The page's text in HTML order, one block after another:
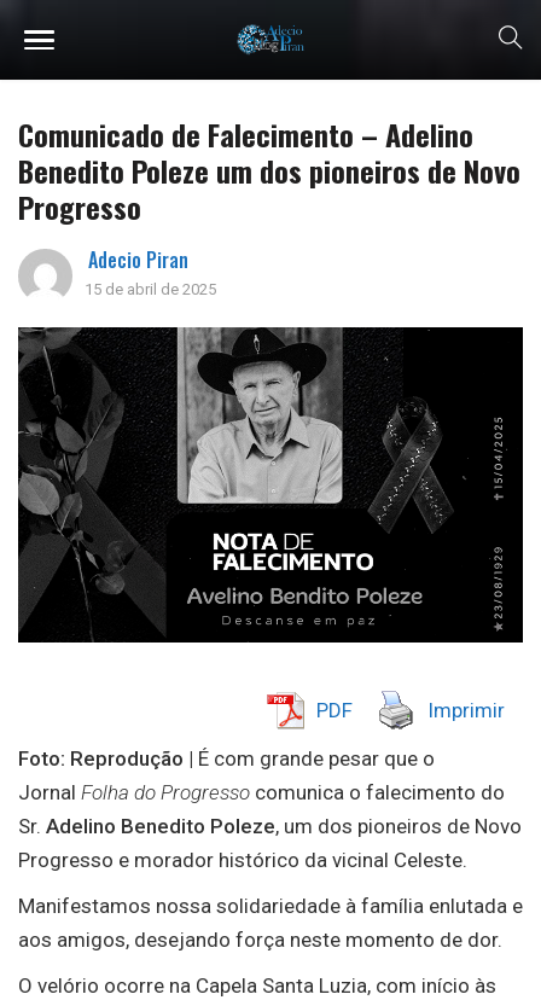
Comunicado de Falecimento – Adelino
Benedito Poleze um dos pioneiros de Novo
Progresso
Adecio Piran
15 de abril de 2025
PDF Imprimir
Foto: Reprodução | É com grande pesar que o
Jornal Folha do Progresso comunica o falecimento do
Sr. Adelino Benedito Poleze, um dos pioneiros de Novo
Progresso e morador histórico da vicinal Celeste.
Manifestamos nossa solidariedade à família enlutada e
aos amigos, desejando força neste momento de dor.
O velório ocorre na Capela Santa Luzia, com início às